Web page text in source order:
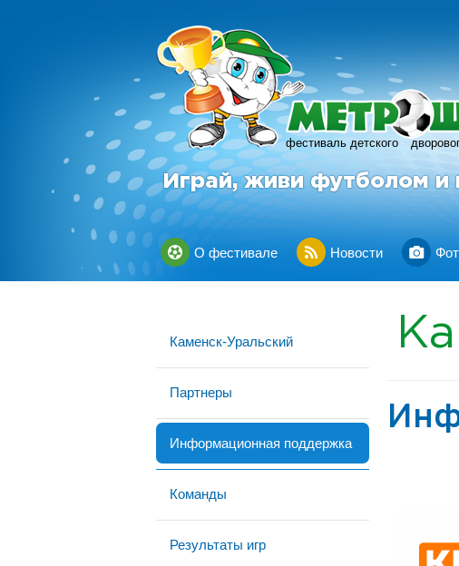
фестиваль детского
Играй, живи футболом
О фестивале Новости
Каменск-Уральский
Партнеры
Информационная поддержка
Команды
Результаты игр